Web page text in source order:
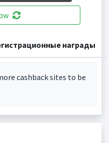
награды
cashback sites to be